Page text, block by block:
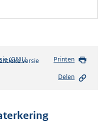
(GML)b
n
Printen
Delen